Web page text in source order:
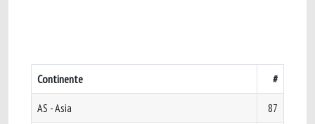
Continente #
AS - Asia 87